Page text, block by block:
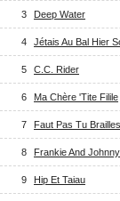
3 Deep Water
4 Jétais Au Bal Hier
5 C.C. Rider
6 Ma Chère 'Tite Filile
7 Faut Pas Tu Brailles
8 Frankie And Johnny
9 Hip Et Taiau